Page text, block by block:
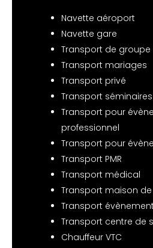
Navette aéroport
Navette gare
Transport de groupe
Transport mariages
Transport privé
Transport séminaires
Transport pour
professionnel
Transport pour
Transport PMR
Transport médical
Transport maison
Transport
Transport centre de
Chauffeur VTC